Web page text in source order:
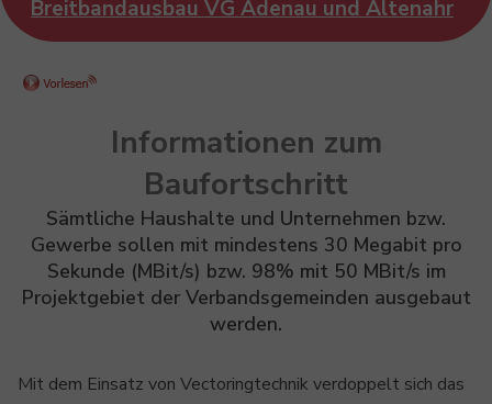
Breitbandausbau VG Adenau und Altenahr
Informationen zum
Baufortschritt
Sämtliche Haushalte und Unternehmen bzw.
Gewerbe sollen mit mindestens 30 Megabit pro
Sekunde (MBit/s) bzw. 98% mit 50 MBit/s im
Projektgebiet der Verbandsgemeinden ausgebaut
werden.
Mit dem Einsatz von Vectoringtechnik verdoppelt sich das